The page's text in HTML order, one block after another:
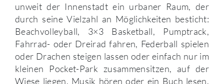
unweit der Innenstadt ein urbaner Raum, der
durch seine Vielzahl an Möglichkeiten besticht:
Beachvolleyball, 3×3 Basketball, Pumptrack,
Fahrrad- oder Dreirad fahren, Federball spielen
oder Drachen steigen lassen oder einfach nur im
kleinen Pocket-Park zusammensitzen, auf der
Wiese liegen, Musik hören oder ein Buch lesen.